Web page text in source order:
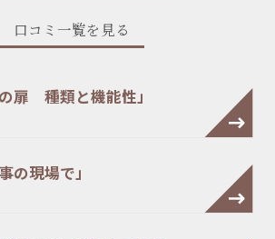
口コミ一覧を見る
扉 種類と機能性」
の現場で」